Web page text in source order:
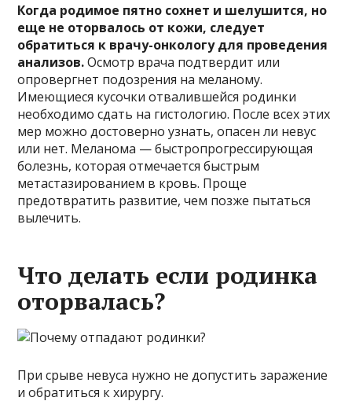
Когда родимое пятно сохнет и шелушится, но
еще не оторвалось от кожи, следует
обратиться к врачу-онкологу для проведения
анализов.Осмотр врача подтвердит или
опровергнет подозрения на меланому.
Имеющиеся кусочки отвалившейся родинки
необходимо сдать на гистологию. После всех этих
мер можно достоверно узнать, опасен ли невус
или нет. Меланома — быстропрогрессирующая
болезнь, которая отмечается быстрым
метастазированием в кровь. Проще
предотвратить развитие, чем позже пытаться
вылечить.
Что делать если родинка
оторвалась?
При срыве невуса нужно не допустить заражение
и обратиться к хирургу.